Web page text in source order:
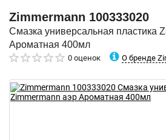
Zimmermann 100333020
Смазка универсальная пластика
Ароматная 400мл
0 оценок О бренде